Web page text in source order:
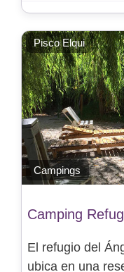
Pisco Elqui
Campings
Camping
El refugio del
ubica en una